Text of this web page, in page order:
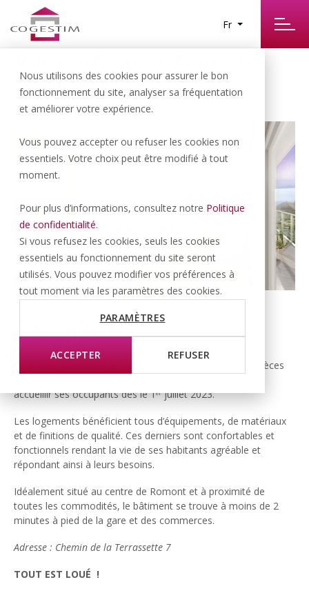
Nous utilisons des cookies pour assurer le bon
fonctionnement du site, analyser sa fréquentation
et améliorer votre expérience.
Vous pouvez accepter ou refuser les cookies non
essentiels. Votre choix peut être modifié à tout
moment.
Pour plus d’informations, consultez notre Politique
de confidentialité.
Si vous refusez les cookies, seuls les cookies
essentiels au fonctionnement du site seront
utilisés. Vous pouvez modifier vos préférences à
tout moment via les paramètres des cookies.
PARAMÈTRES
ACCEPTER REFUSER
Fr
neufs à louer
Description
Ce nouvel immeuble de 32 appartements de 1,5 à 3,5 pièces
accueillir ses occupants dès le 1erjuillet 2023.
Les logements bénéficient tous d’équipements, de matériaux
et de finitions de qualité. Ces derniers sont confortables et
fonctionnels rendant la vie de ses habitants agréable et
répondant ainsi à leurs besoins.
Idéalement situé au centre de Romont et à proximité de
toutes les commodités, le bâtiment se trouve à moins de 2
minutes à pied de la gare et des commerces.
Adresse : Chemin de la Terrassette 7
TOUT EST LOUÉ !